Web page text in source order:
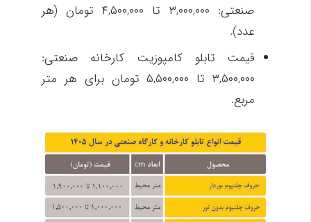
صنعتی: ۳,۰۰۰,۰۰۰ تا ۴,۵۰۰,۰۰۰ تومان (هر
عدد).
قیمت تابلو کامپوزیت کارخانه صنعتی:
۳,۵۰۰,۰۰۰ تا ۵,۵۰۰,۰۰۰ تومان برای هر متر
مربع.